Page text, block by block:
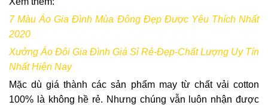
7 Màu Áo Gia Đình Mùa Đông Đẹp Được Yêu Thích Nhất
2020
Xưởng Áo Đôi Gia Đình Giá Sỉ Rẻ-Đẹp-Chất Lượng Uy Tín
Nhất Hiện Nay
Mặc dù giá thành các sản phẩm may từ chất vải cotton
100% là không hề rẻ. Nhưng chúng vẫn luôn nhận được